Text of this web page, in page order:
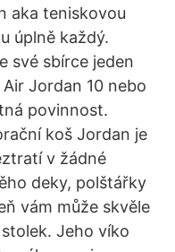
aka teniskovou
úplně každý.
své sbírce jeden
Jordan 10 nebo
povinnost.
koš Jordan je
v žádné
deky, polštářky
vám může skvěle
Jeho víko